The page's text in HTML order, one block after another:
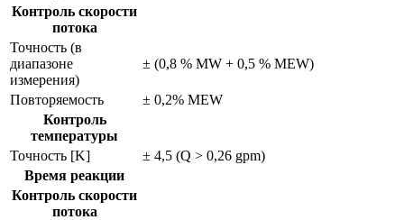
Контроль скорости
потока
Точность (в
диапазоне
измерения)
± (0,8 % MW + 0,5 % MEW)
Повторяемость
± 0,2% MEW
Контроль
температуры
Точность [K]
± 4,5 (Q > 0,26 gpm)
Время реакции
Контроль скорости
потока